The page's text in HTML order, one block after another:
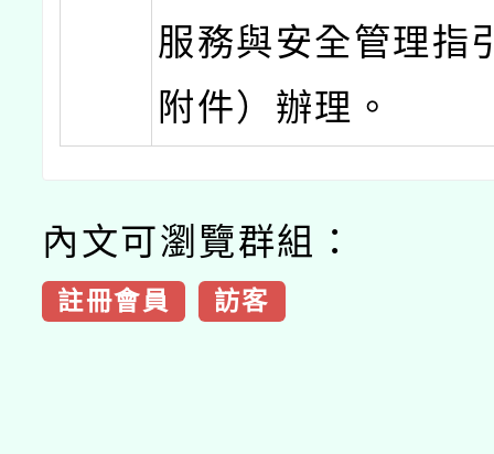
服務與安全管理指
附件）辦理。
內文可瀏覽群組：
註冊會員 訪客